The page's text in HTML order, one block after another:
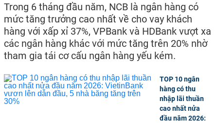
Trong 6 tháng đầu năm, NCB là ngân hàng có
mức tăng trưởng cao nhất về cho vay khách
hàng với xấp xỉ 37%, VPBank và HDBank vượt xa
các ngân hàng khác với mức tăng trên 20% nhờ
tham gia tái cơ cấu ngân hàng yếu kém.
TOP 10 ngân
hàng có thu
nhập lãi thuần
cao nhất nửa
đầu năm 2026: